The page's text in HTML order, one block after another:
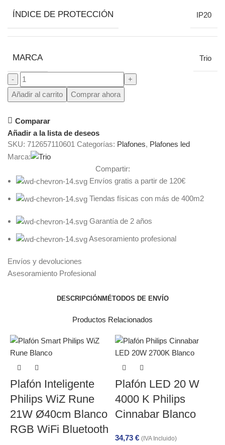
ÍNDICE DE PROTECCIÓN IP20
MARCA Trio
Añadir al carrito Comprar ahora
Comparar
Añadir a la lista de deseos
SKU: 712657110601 Categorías: Plafones, Plafones led
Marca:
Compartir:
Envíos gratis a partir de 120€
Tiendas físicas con más de 400m2
Garantía de 2 años
Asesoramiento profesional
Envíos y devoluciones
Asesoramiento Profesional
DESCRIPCIÓN MÉTODOS DE ENVÍO
Productos Relacionados
Plafón Inteligente
Philips WiZ Rune
21W Ø40cm Blanco
RGB WiFi Bluetooth
Plafón LED 20 W
4000 K Philips
Cinnabar Blanco
34,73 € (IVA Incluido)